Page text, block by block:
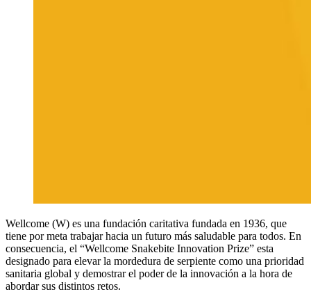
Wellcome (W) es una fundación caritativa fundada en 1936, que
tiene por meta trabajar hacia un futuro más saludable para todos. En
consecuencia, el “Wellcome Snakebite Innovation Prize” esta
designado para elevar la mordedura de serpiente como una prioridad
sanitaria global y demostrar el poder de la innovación a la hora de
abordar sus distintos retos.